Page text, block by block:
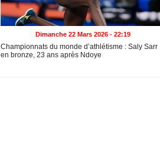
Dimanche 22 Mars 2026 - 22:19
Championnats du monde d’athlétisme : Saly Sarr
en bronze, 23 ans après Ndoye